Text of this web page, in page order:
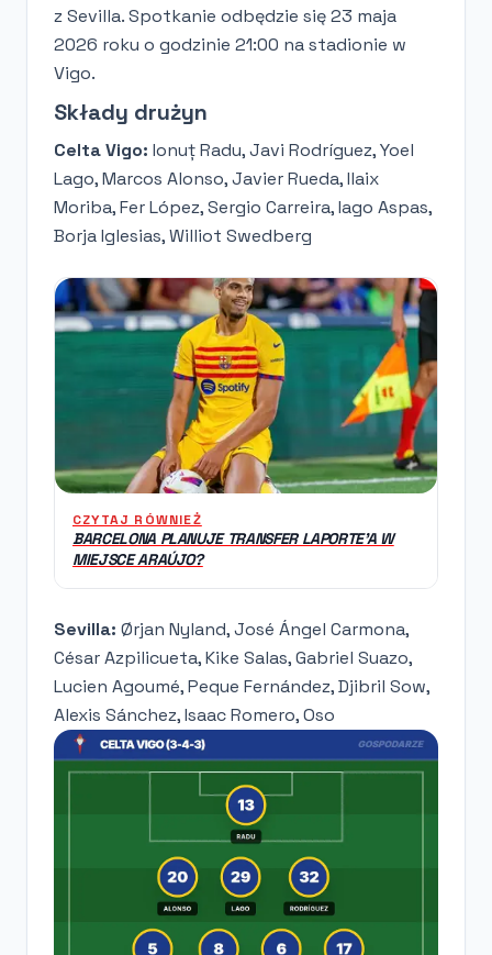
z Sevilla. Spotkanie odbędzie się 23 maja
2026 roku o godzinie 21:00 na stadionie w
Vigo.
Składy drużyn
Celta Vigo: Ionuț Radu, Javi Rodríguez, Yoel
Lago, Marcos Alonso, Javier Rueda, Ilaix
Moriba, Fer López, Sergio Carreira, Iago Aspas,
Borja Iglesias, Williot Swedberg
CZYTAJ RÓWNIEŻ
BARCELONA PLANUJE TRANSFER LAPORTE'A W
MIEJSCE ARAÚJO?
Sevilla: Ørjan Nyland, José Ángel Carmona,
César Azpilicueta, Kike Salas, Gabriel Suazo,
Lucien Agoumé, Peque Fernández, Djibril Sow,
Alexis Sánchez, Isaac Romero, Oso